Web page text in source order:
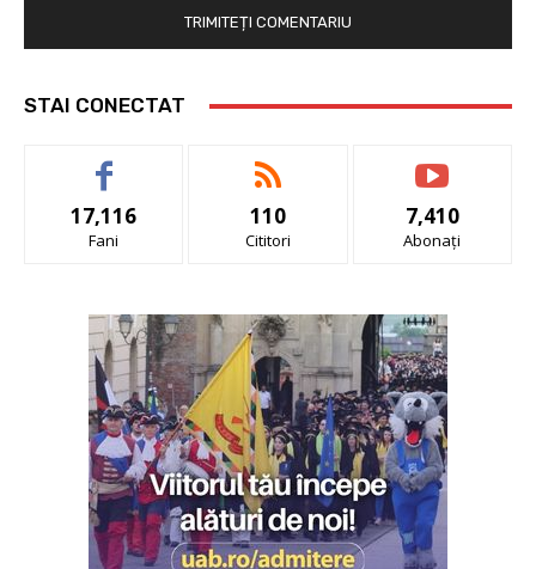
STAI CONECTAT
17,116
Fani
110
Cititori
7,410
Abonați